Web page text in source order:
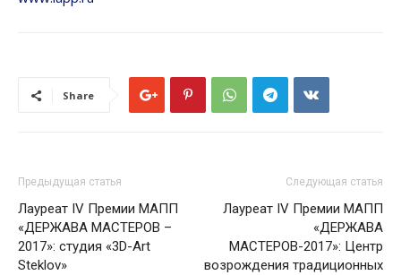
Share
Предыдущая статья
Лауреат IV Премии МАПП
«ДЕРЖАВА МАСТЕРОВ –
2017»: студия «3D-Art
Steklov»
Следующая статья
Лауреат IV Премии МАПП
«ДЕРЖАВА
МАСТЕРОВ-2017»: Центр
возрождения традиционных